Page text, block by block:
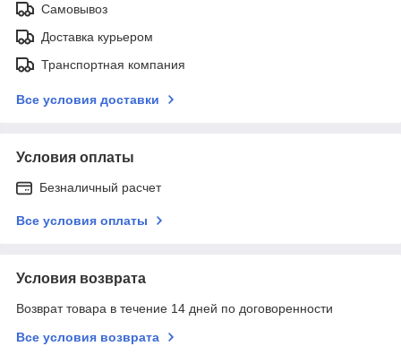
Самовывоз
Доставка курьером
Транспортная компания
Все условия доставки
Условия оплаты
Безналичный расчет
Все условия оплаты
Условия возврата
Возврат товара в течение 14 дней по договоренности
Все условия возврата